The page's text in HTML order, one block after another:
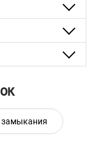
замыкания